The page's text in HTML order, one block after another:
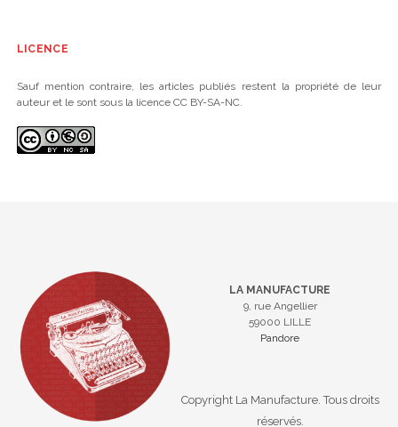
LICENCE
Sauf mention contraire, les articles publiés restent la propriété de leur
auteur et le sont sous la licence CC BY-SA-NC.
LA MANUFACTURE
9, rue Angellier
59000 LILLE
Pandore
Copyright La Manufacture. Tous droits
réservés.